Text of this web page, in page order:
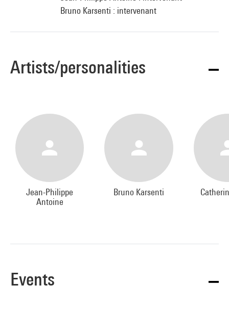
Bruno Karsenti : intervenant
Artists/personalities
Jean-Philippe
Antoine
Bruno Karsenti
Events